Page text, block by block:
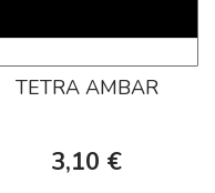
TETRA AMBAR
3,10 €